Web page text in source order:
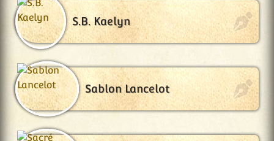
S.B. Kaelyn
Sablon Lancelot